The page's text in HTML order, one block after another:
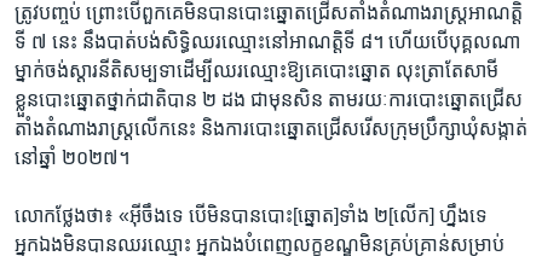
ត្រូវ​បញ្ចប់​ ព្រោះបើ​ពួកគេ​មិន​បាន​បោះ​ឆ្នោត​ជ្រើសតាំង​តំណាង​រាស្ត្រអាណត្តិ​
ទី ៧​ នេះ ​នឹង​បាត់បង់​សិទ្ធិ​ឈរ​ឈ្មោះ​នៅ​អាណត្តិ​ទី ៨។ ហើយ​បើ​បុគ្គល​ណា​
ម្នាក់​ចង់​ស្តារនីតិសម្បទា​ដើម្បី​ឈរ​ឈ្មោះ​ឱ្យ​គេ​បោះ​ឆ្នោត​ លុះ​ត្រាតែ​សាមី​
ខ្លួនបោះ​ឆ្នោត​ថ្នាក់​ជាតិ​បាន​ ២ ដង​ ជា​មុន​សិន​ ​តាម​រយៈ​ការ​បោះ​ឆ្នោត​ជ្រើស​
តាំង​តំណាង​រាស្ត្រ​លើក​នេះ និង​ការ​បោះ​ឆ្នោត​ជ្រើសរើស​ក្រុម​ប្រឹក្សា​ឃុំ​សង្កាត់​
នៅ​ឆ្នាំ​ ២០២៧។
លោក​ថ្លែង​ថា៖ «អ៊ីចឹង​ទេ ​បើ​មិន​បាន​បោះ​[ឆ្នោត]​ទាំង​ ២[លើក] ​ហ្នឹង​ទេ
អ្នកឯង​មិន​បាន​ឈរ​ឈ្មោះ​ អ្នក​ឯង​បំពេញ​លក្ខខណ្ឌ​មិន​គ្រប់​គ្រាន់​សម្រាប់​